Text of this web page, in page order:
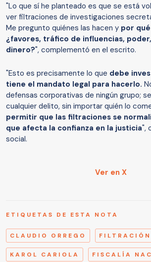
"Lo que sí he planteado es que se está
ver filtraciones de investigaciones
Me pregunto quiénes las hacen y por
¿favores, tráfico de influencias,
dinero?", complementó en el escrito.
"Esto es precisamente lo que debe
tiene el mandato legal para hacerlo.
defensas corporativas de ningún grupo;
cualquier delito, sin importar quién lo
permitir que las filtraciones se
que afecta la confianza en la justicia",
social.
Ver en X
ETIQUETAS DE ESTA NOTA
CLAUDIO ORREGO
KAROL CARIOLA FISCALÍA